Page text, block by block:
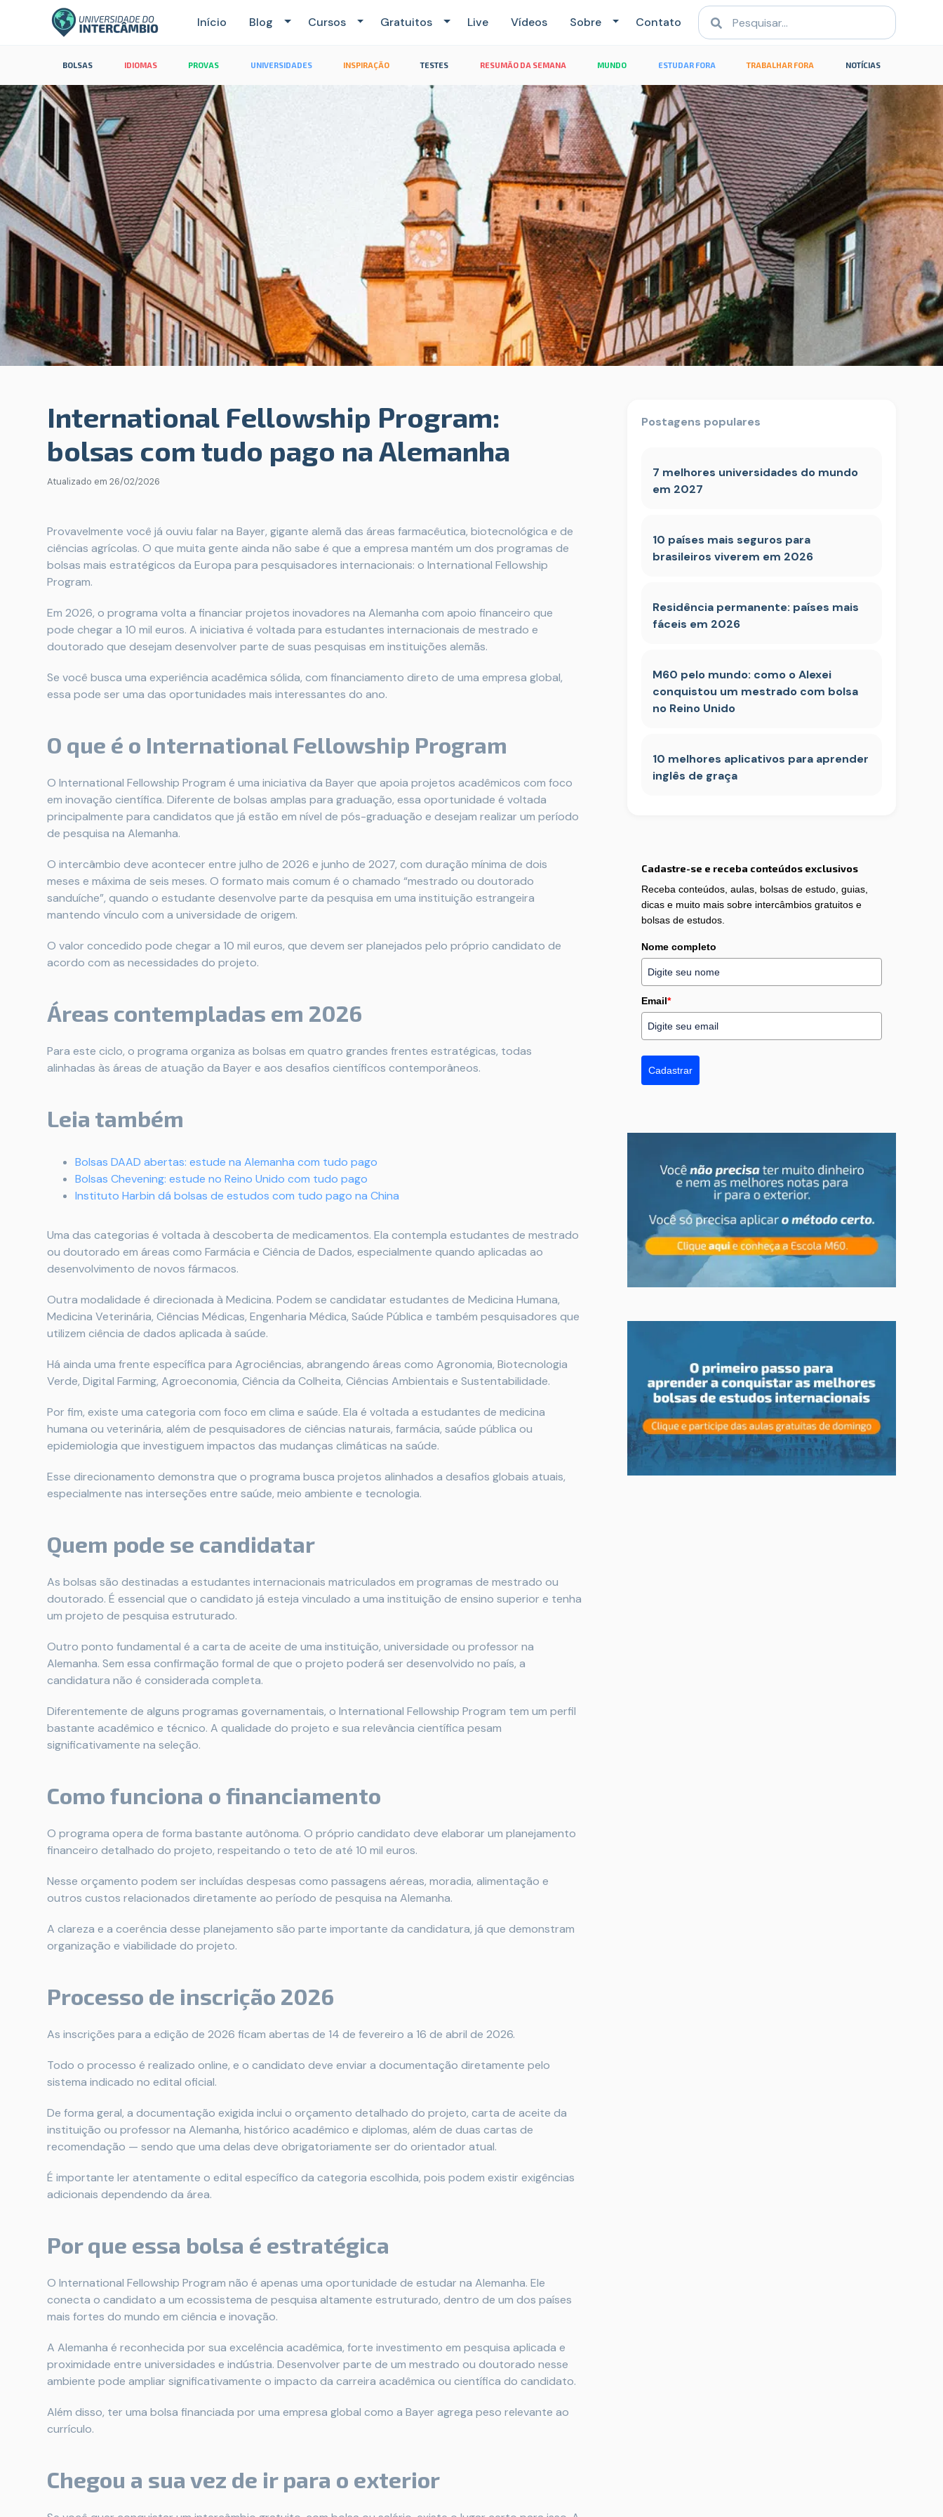
Início Blog Cursos Gratuitos Live Vídeos Sobre Contato
BOLSAS IDIOMAS PROVAS UNIVERSIDADES INSPIRAÇÃO TESTES RESUMÃO DA SEMANA MUNDO ESTUDAR FORA TRABALHAR FORA NOTÍCIAS
International Fellowship Program:
bolsas com tudo pago na Alemanha
Atualizado em 26/02/2026
Provavelmente você já ouviu falar na Bayer, gigante alemã das áreas farmacêutica, biotecnológica e de
ciências agrícolas. O que muita gente ainda não sabe é que a empresa mantém um dos programas de
bolsas mais estratégicos da Europa para pesquisadores internacionais: o International Fellowship
Program.
Em 2026, o programa volta a financiar projetos inovadores na Alemanha com apoio financeiro que
pode chegar a 10 mil euros. A iniciativa é voltada para estudantes internacionais de mestrado e
doutorado que desejam desenvolver parte de suas pesquisas em instituições alemãs.
Se você busca uma experiência acadêmica sólida, com financiamento direto de uma empresa global,
essa pode ser uma das oportunidades mais interessantes do ano.
O que é o International Fellowship Program
O International Fellowship Program é uma iniciativa da Bayer que apoia projetos acadêmicos com foco
em inovação científica. Diferente de bolsas amplas para graduação, essa oportunidade é voltada
principalmente para candidatos que já estão em nível de pós-graduação e desejam realizar um período
de pesquisa na Alemanha.
O intercâmbio deve acontecer entre julho de 2026 e junho de 2027, com duração mínima de dois
meses e máxima de seis meses. O formato mais comum é o chamado “mestrado ou doutorado
sanduíche”, quando o estudante desenvolve parte da pesquisa em uma instituição estrangeira
mantendo vínculo com a universidade de origem.
O valor concedido pode chegar a 10 mil euros, que devem ser planejados pelo próprio candidato de
acordo com as necessidades do projeto.
Áreas contempladas em 2026
Para este ciclo, o programa organiza as bolsas em quatro grandes frentes estratégicas, todas
alinhadas às áreas de atuação da Bayer e aos desafios científicos contemporâneos.
Leia também
Bolsas DAAD abertas: estude na Alemanha com tudo pago
Bolsas Chevening: estude no Reino Unido com tudo pago
Instituto Harbin dá bolsas de estudos com tudo pago na China
Uma das categorias é voltada à descoberta de medicamentos. Ela contempla estudantes de mestrado
ou doutorado em áreas como Farmácia e Ciência de Dados, especialmente quando aplicadas ao
desenvolvimento de novos fármacos.
Outra modalidade é direcionada à Medicina. Podem se candidatar estudantes de Medicina Humana,
Medicina Veterinária, Ciências Médicas, Engenharia Médica, Saúde Pública e também pesquisadores que
utilizem ciência de dados aplicada à saúde.
Há ainda uma frente específica para Agrociências, abrangendo áreas como Agronomia, Biotecnologia
Verde, Digital Farming, Agroeconomia, Ciência da Colheita, Ciências Ambientais e Sustentabilidade.
Por fim, existe uma categoria com foco em clima e saúde. Ela é voltada a estudantes de medicina
humana ou veterinária, além de pesquisadores de ciências naturais, farmácia, saúde pública ou
epidemiologia que investiguem impactos das mudanças climáticas na saúde.
Esse direcionamento demonstra que o programa busca projetos alinhados a desafios globais atuais,
especialmente nas interseções entre saúde, meio ambiente e tecnologia.
Quem pode se candidatar
As bolsas são destinadas a estudantes internacionais matriculados em programas de mestrado ou
doutorado. É essencial que o candidato já esteja vinculado a uma instituição de ensino superior e tenha
um projeto de pesquisa estruturado.
Outro ponto fundamental é a carta de aceite de uma instituição, universidade ou professor na
Alemanha. Sem essa confirmação formal de que o projeto poderá ser desenvolvido no país, a
candidatura não é considerada completa.
Diferentemente de alguns programas governamentais, o International Fellowship Program tem um perfil
bastante acadêmico e técnico. A qualidade do projeto e sua relevância científica pesam
significativamente na seleção.
Como funciona o financiamento
O programa opera de forma bastante autônoma. O próprio candidato deve elaborar um planejamento
financeiro detalhado do projeto, respeitando o teto de até 10 mil euros.
Nesse orçamento podem ser incluídas despesas como passagens aéreas, moradia, alimentação e
outros custos relacionados diretamente ao período de pesquisa na Alemanha.
A clareza e a coerência desse planejamento são parte importante da candidatura, já que demonstram
organização e viabilidade do projeto.
Processo de inscrição 2026
As inscrições para a edição de 2026 ficam abertas de 14 de fevereiro a 16 de abril de 2026.
Todo o processo é realizado online, e o candidato deve enviar a documentação diretamente pelo
sistema indicado no edital oficial.
De forma geral, a documentação exigida inclui o orçamento detalhado do projeto, carta de aceite da
instituição ou professor na Alemanha, histórico acadêmico e diplomas, além de duas cartas de
recomendação — sendo que uma delas deve obrigatoriamente ser do orientador atual.
É importante ler atentamente o edital específico da categoria escolhida, pois podem existir exigências
adicionais dependendo da área.
Por que essa bolsa é estratégica
O International Fellowship Program não é apenas uma oportunidade de estudar na Alemanha. Ele
conecta o candidato a um ecossistema de pesquisa altamente estruturado, dentro de um dos países
mais fortes do mundo em ciência e inovação.
A Alemanha é reconhecida por sua excelência acadêmica, forte investimento em pesquisa aplicada e
proximidade entre universidades e indústria. Desenvolver parte de um mestrado ou doutorado nesse
ambiente pode ampliar significativamente o impacto da carreira acadêmica ou científica do candidato.
Além disso, ter uma bolsa financiada por uma empresa global como a Bayer agrega peso relevante ao
currículo.
Chegou a sua vez de ir para o exterior
Postagens populares
7 melhores universidades do mundo
em 2027
10 países mais seguros para
brasileiros viverem em 2026
Residência permanente: países mais
fáceis em 2026
M60 pelo mundo: como o Alexei
conquistou um mestrado com bolsa
no Reino Unido
10 melhores aplicativos para aprender
inglês de graça
Cadastre-se e receba conteúdos exclusivos
Receba conteúdos, aulas, bolsas de estudo, guias,
dicas e muito mais sobre intercâmbios gratuitos e
bolsas de estudos.
Nome completo
Email*
Cadastrar